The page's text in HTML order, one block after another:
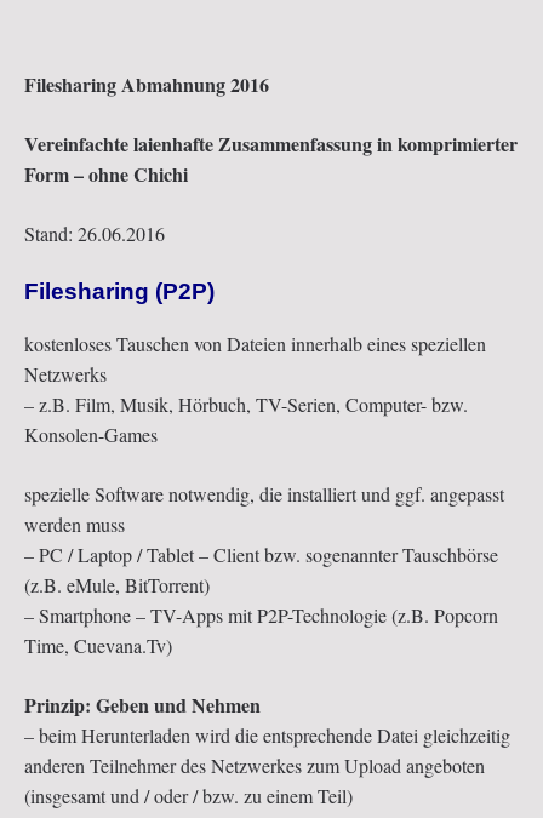
Filesharing Abmahnung 2016
Vereinfachte laienhafte Zusammenfassung in komprimierter
Form – ohne Chichi
Stand: 26.06.2016
Filesharing (P2P)
kostenloses Tauschen von Dateien innerhalb eines speziellen
Netzwerks
– z.B. Film, Musik, Hörbuch, TV-Serien, Computer- bzw.
Konsolen-Games
spezielle Software notwendig, die installiert und ggf. angepasst
werden muss
– PC / Laptop / Tablet – Client bzw. sogenannter Tauschbörse
(z.B. eMule, BitTorrent)
– Smartphone – TV-Apps mit P2P-Technologie (z.B. Popcorn
Time, Cuevana.Tv)
Prinzip: Geben und Nehmen
– beim Herunterladen wird die entsprechende Datei gleichzeitig
anderen Teilnehmer des Netzwerkes zum Upload angeboten
(insgesamt und / oder / bzw. zu einem Teil)